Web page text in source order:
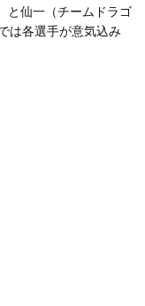
と仙一（チームドラゴ
は各選手が意気込み